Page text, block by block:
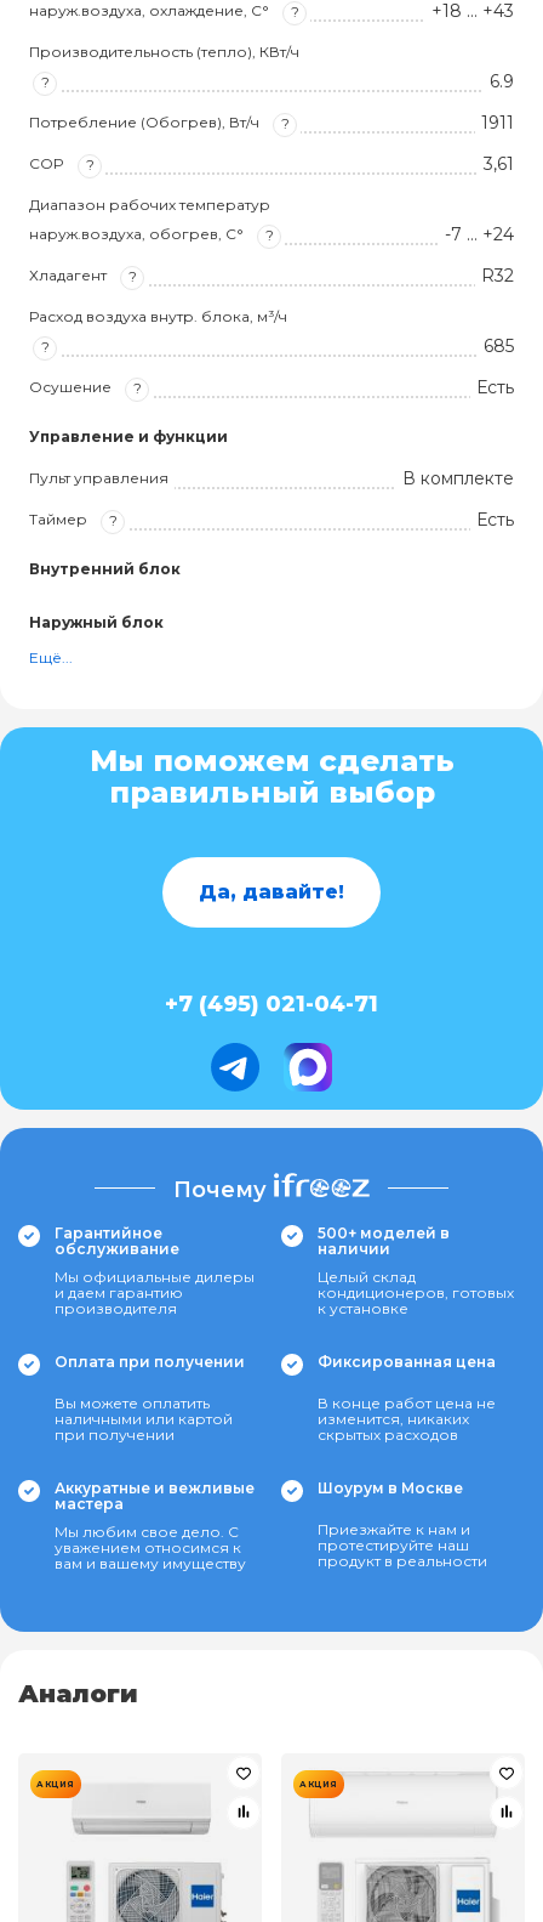
наруж.воздуха, охлаждение, С° ? +18 … +43
Производительность (тепло), КВт/ч
?
6.9
Потребление (Обогрев), Вт/ч ? 1911
COP ? 3,61
Диапазон рабочих температур
наруж.воздуха, обогрев, С°
? -7 … +24
Хладагент ? R32
Расход воздуха внутр. блока, м³/ч
?
685
Осушение ? Есть
Управление и функции
Пульт управления В комплекте
Таймер ? Есть
Внутренний блок
Наружный блок
Ещё...
Мы поможем сделать
правильный выбор
Да, давайте!
+7 (495) 021-04-71
Почему
Гарантийное
обслуживание
Мы официальные дилеры
и даем гарантию
производителя
500+ моделей в
наличии
Целый склад
кондиционеров, готовых
к установке
Оплата при получении
Вы можете оплатить
наличными или картой
при получении
Фиксированная цена
В конце работ цена не
изменится, никаких
скрытых расходов
Аккуратные и вежливые
мастера
Мы любим свое дело. С
уважением относимся к
вам и вашему имуществу
Шоурум в Москве
Приезжайте к нам и
протестируйте наш
продукт в реальности
Аналоги
АКЦИЯ АКЦИЯ